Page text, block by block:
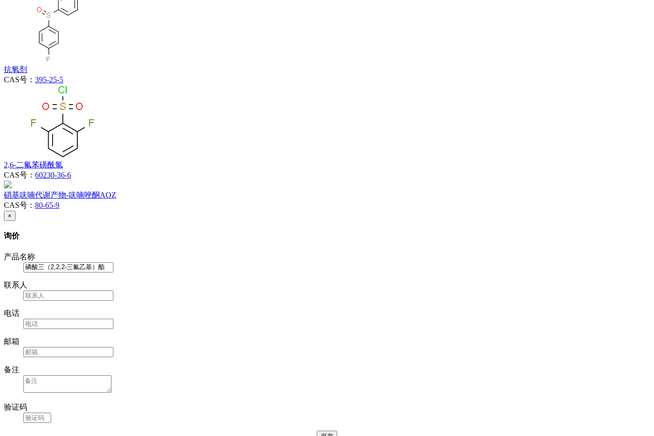
抗氧剂
CAS号： 395-25-5
2,6-二氟苯磺酰氯
CAS号： 60230-36-6
硝基呋喃代谢产物-呋喃唑酮AOZ
CAS号： 80-65-9
×
询价
产品名称
联系人
电话
邮箱
备注
验证码